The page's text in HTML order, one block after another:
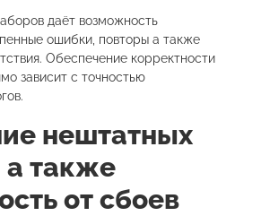
даёт возможность
ошибки, повторы а также
Обеспечение корректности
зависит с точностью
нештатных
а также
от сбоев